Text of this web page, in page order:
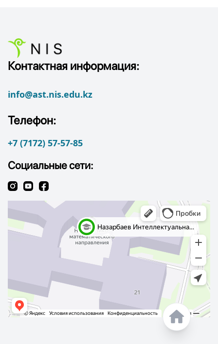
Контактная информация:
info@ast.nis.edu.kz
Телефон:
+7 (7172) 57-57-85
Социальные сети: